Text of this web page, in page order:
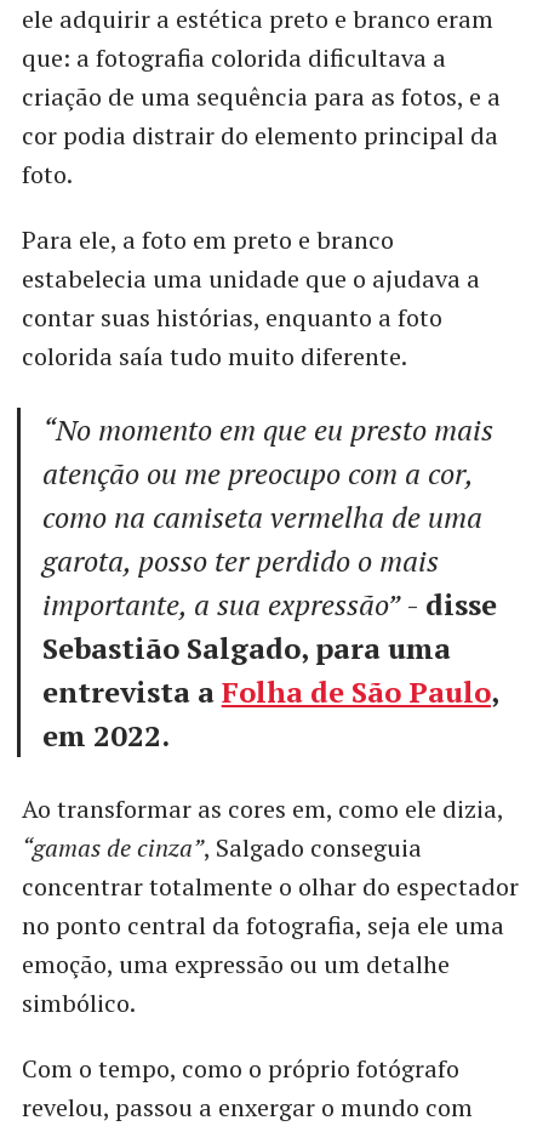
ele adquirir a estética preto e branco eram
que: a fotografia colorida dificultava a
criação de uma sequência para as fotos, e a
cor podia distrair do elemento principal da
foto.
Para ele, a foto em preto e branco
estabelecia uma unidade que o ajudava a
contar suas histórias, enquanto a foto
colorida saía tudo muito diferente.
“No momento em que eu presto mais
atenção ou me preocupo com a cor,
como na camiseta vermelha de uma
garota, posso ter perdido o mais
importante, a sua expressão”- disse
Sebastião Salgado, para uma
entrevista aFolha de São Paulo,
em 2022.
Ao transformar as cores em, como ele dizia,
“gamas de cinza”, Salgado conseguia
concentrar totalmente o olhar do espectador
no ponto central da fotografia, seja ele uma
emoção, uma expressão ou um detalhe
simbólico.
Com o tempo, como o próprio fotógrafo
revelou, passou a enxergar o mundo com